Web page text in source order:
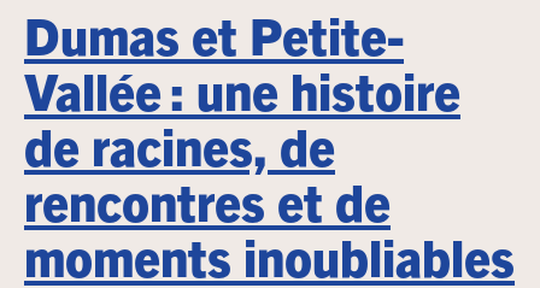
Dumas et Petite-
Vallée : une histoire
de racines, de
rencontres et de
moments inoubliables